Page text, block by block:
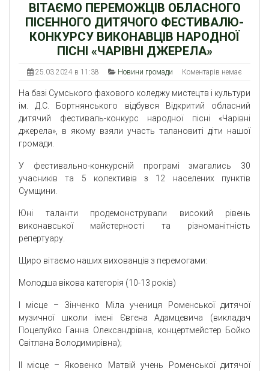
ВІТАЄМО ПЕРЕМОЖЦІВ ОБЛАСНОГО
ПІСЕННОГО ДИТЯЧОГО ФЕСТИВАЛЮ-
КОНКУРСУ ВИКОНАВЦІВ НАРОДНОЇ
ПІСНІ «ЧАРІВНІ ДЖЕРЕЛА»
25.03.2024 в 11:38 Новини громади Коментарів немає
На базі Сумського фахового коледжу мистецтв і культури
ім. Д.С. Бортнянського відбувся Відкритий обласний
дитячий фестиваль-конкурс народної пісні «Чарівні
джерела», в якому взяли участь талановиті діти нашої
громади.
У фестивально-конкурсній програмі змагались 30
учасників та 5 колективів з 12 населених пунктів
Сумщини.
Юні таланти продемонстрували високий рівень
виконавської майстерності та різноманітність
репертуару.
Щиро вітаємо наших вихованців з перемогами:
Молодша вікова категорія (10-13 років)
І місце – Зінченко Міла учениця Роменської дитячої
музичної школи імені Євгена Адамцевича (викладач
Поцелуйко Ганна Олександрівна, концертмейстер Бойко
Світлана Володимирівна);
ІІ місце – Яковенко Матвій учень Роменської дитячої